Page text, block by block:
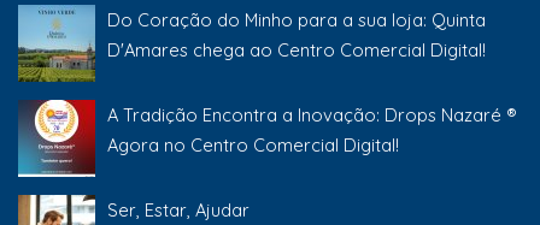
Do Coração do Minho para a sua loja: Quinta
D'Amares chega ao Centro Comercial Digital!
A Tradição Encontra a Inovação: Drops Nazaré ®
Agora no Centro Comercial Digital!
Ser, Estar, Ajudar